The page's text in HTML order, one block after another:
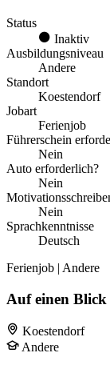
Status
Inaktiv
Ausbildungsniveau
Andere
Standort
Koestendorf
Jobart
Ferienjob
Führerschein
Nein
Auto erforderlich?
Nein
Nein
Sprachkenntnisse
Deutsch
Ferienjob | Andere
Auf einen Blick
Koestendorf
Andere